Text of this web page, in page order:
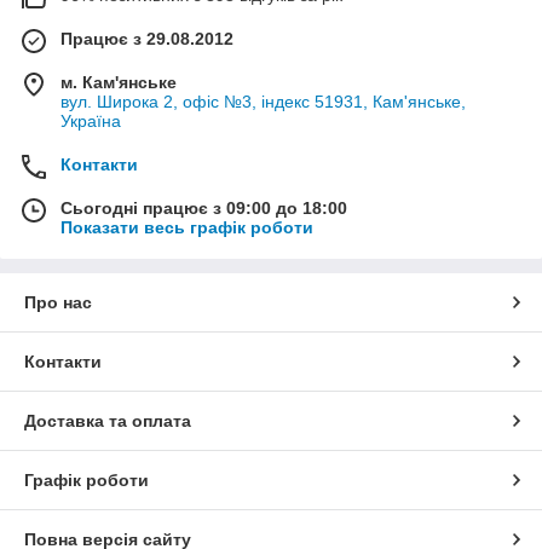
Працює з 29.08.2012
м. Кам'янське
вул. Широка 2, офіс №3, індекс 51931, Кам'янське,
Україна
Контакти
Сьогодні працює з 09:00 до 18:00
Показати весь графік роботи
Про нас
Контакти
Доставка та оплата
Графік роботи
Повна версія сайту